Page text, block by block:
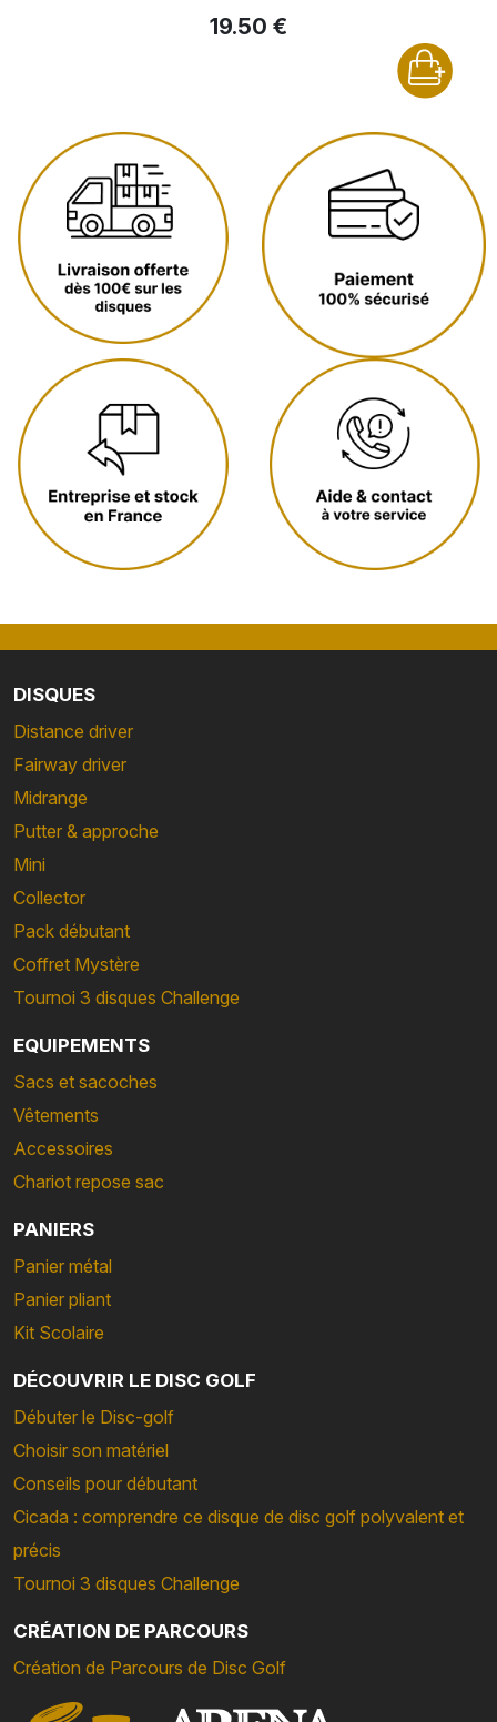
19.50 €
DISQUES
Distance driver
Fairway driver
Midrange
Putter & approche
Mini
Collector
Pack débutant
Coffret Mystère
Tournoi 3 disques Challenge
EQUIPEMENTS
Sacs et sacoches
Vêtements
Accessoires
Chariot repose sac
PANIERS
Panier métal
Panier pliant
Kit Scolaire
DÉCOUVRIR LE DISC GOLF
Débuter le Disc-golf
Choisir son matériel
Conseils pour débutant
Cicada : comprendre ce disque de disc golf polyvalent et
précis
Tournoi 3 disques Challenge
CRÉATION DE PARCOURS
Création de Parcours de Disc Golf